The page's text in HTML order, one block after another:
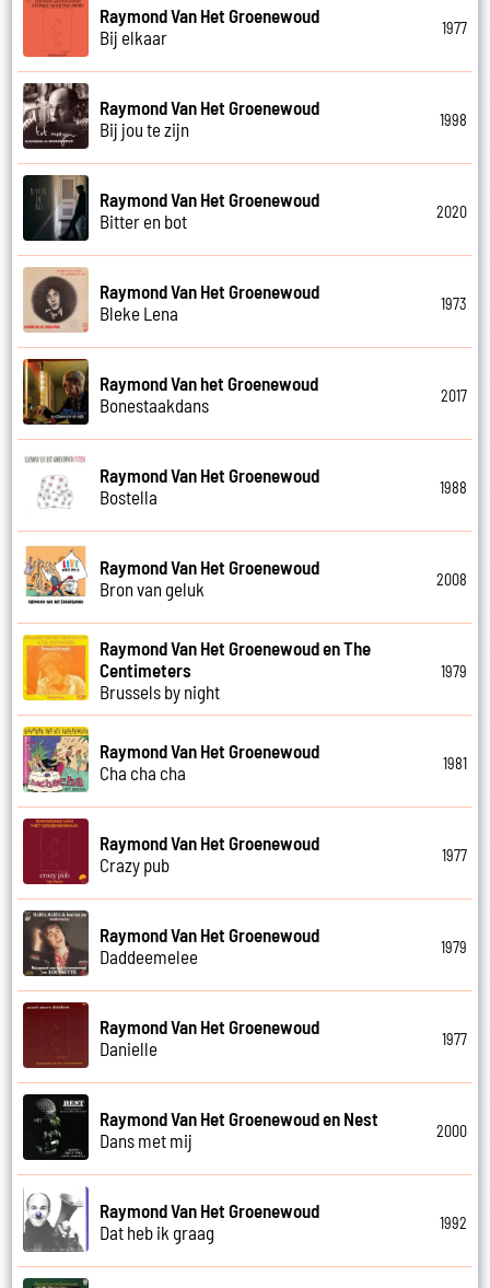
Raymond Van Het Groenewoud
Bij elkaar
1977
Raymond Van Het Groenewoud
Bij jou te zijn
1998
Raymond Van Het Groenewoud
Bitter en bot
2020
Raymond Van Het Groenewoud
Bleke Lena
1973
Raymond Van het Groenewoud
Bonestaakdans
2017
Raymond Van Het Groenewoud
Bostella
1988
Raymond Van Het Groenewoud
Bron van geluk
2008
Raymond Van Het Groenewoud en The
Centimeters
Brussels by night
1979
Raymond Van Het Groenewoud
Cha cha cha
1981
Raymond Van Het Groenewoud
Crazy pub
1977
Raymond Van Het Groenewoud
Daddeemelee
1979
Raymond Van Het Groenewoud
Danielle
1977
Raymond Van Het Groenewoud en Nest
Dans met mij
2000
Raymond Van Het Groenewoud
Dat heb ik graag
1992